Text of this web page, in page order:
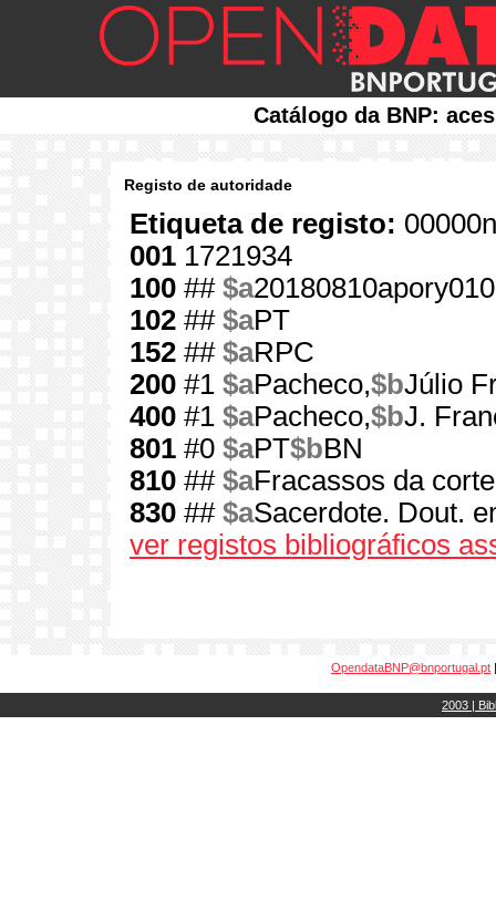
Catálogo da BNP:
Registo de autoridade
Etiqueta de registo:
001 1721934
100 ## $a
102 ## $aPT
152 ## $aRPC
200 #1 $aPacheco,$bJúlio
400 #1 $aPacheco,$bJ.
801 #0 $aPT$bBN
810 ## $aFracassos da corte
830 ## $aSacerdote. Dout.
ver registos bibliográficos
OpendataBNP@bnportugal.pt
2003 |